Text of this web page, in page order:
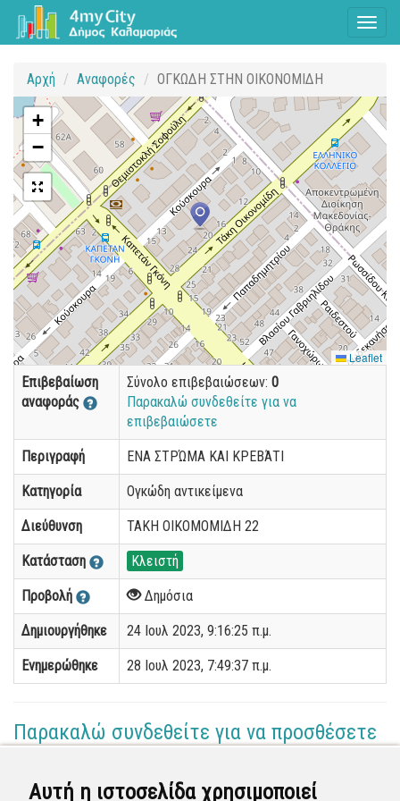
Αυτή η ιστοσελίδα χρησιμοποιεί
Αρχή Αναφορές ΟΓΚΩΔΗ ΣΤΗΝ ΟΙΚΟΝΟΜΙΔΗ
+
−
Leaflet
Επιβεβαίωση
αναφοράς
Σύνολο επιβεβαιώσεων: 0
Παρακαλώ συνδεθείτε για να
επιβεβαιώσετε
Περιγραφή ΕΝΑ ΣΤΡΏΜΑ ΚΑΙ ΚΡΕΒΆΤΙ
Κατηγορία Ογκώδη αντικείμενα
Διεύθυνση ΤΑΚΗ ΟΙΚΟΜΟΜΙΔΗ 22
Κατάσταση Κλειστή
Προβολή Δημόσια
Δημιουργήθηκε 24 Ιουλ 2023, 9:16:25 π.μ.
Ενημερώθηκε 28 Ιουλ 2023, 7:49:37 π.μ.
Παρακαλώ συνδεθείτε για να προσθέσετε